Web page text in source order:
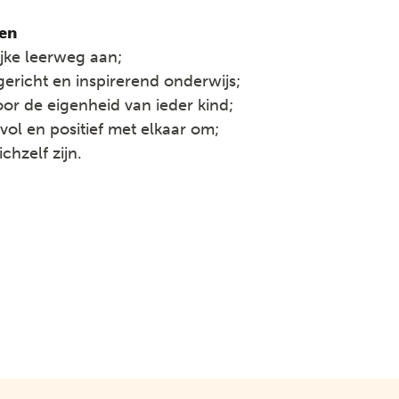
leerweg aan;
en inspirerend onderwijs;
de eigenheid van ieder kind;
en positief met elkaar om;
zijn.